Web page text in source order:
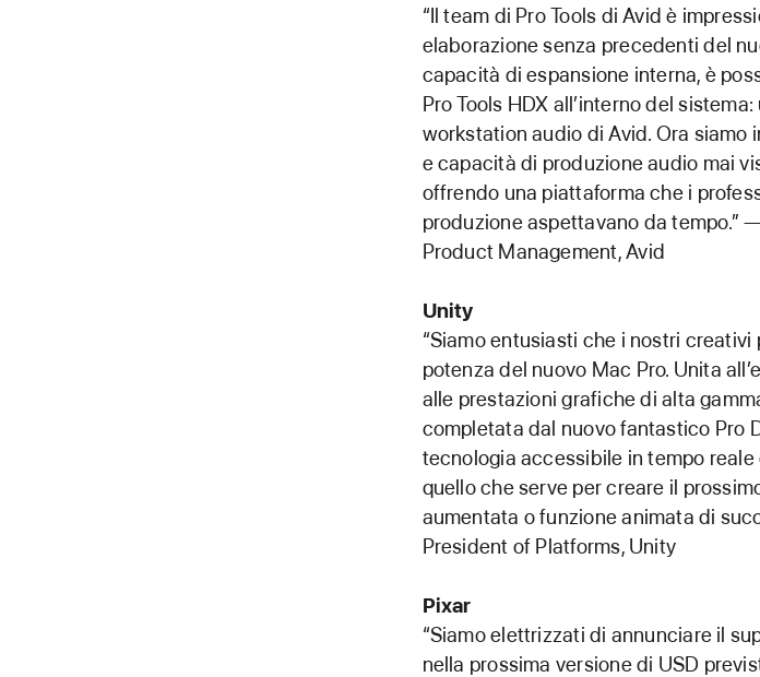
“Il team di Pro Tools di Avid è
elaborazione senza precedenti del
capacità di espansione interna, è
Pro Tools HDX all’interno del
workstation audio di Avid. Ora siamo
e capacità di produzione audio mai
offrendo una piattaforma che i
produzione aspettavano da tempo.”
Product Management, Avid
Unity
“Siamo entusiasti che i nostri
potenza del nuovo Mac Pro. Unita
alle prestazioni grafiche di alta
completata dal nuovo fantastico Pro
tecnologia accessibile in tempo
quello che serve per creare il
aumentata o funzione animata di
President of Platforms, Unity
Pixar
“Siamo elettrizzati di annunciare il
nella prossima versione di USD